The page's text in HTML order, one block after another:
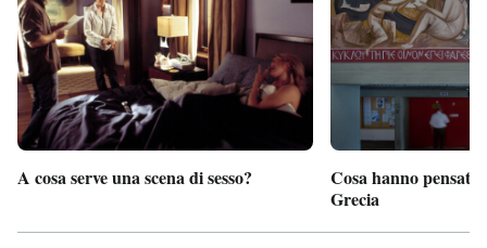
A cosa serve una scena di sesso?
Cosa hanno pensato
Grecia